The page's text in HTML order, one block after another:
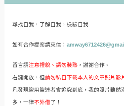
尋找自我，了解自我，檢驗自我
如有合作提案請來信：
留言請注意禮貌、請勿裝熟，謝謝合作。
右鍵開放，但請勿私自下載本人的文章照片影
凡發現盜用盜連者會追究到底，我的照片雖然
多，一律不外借了！